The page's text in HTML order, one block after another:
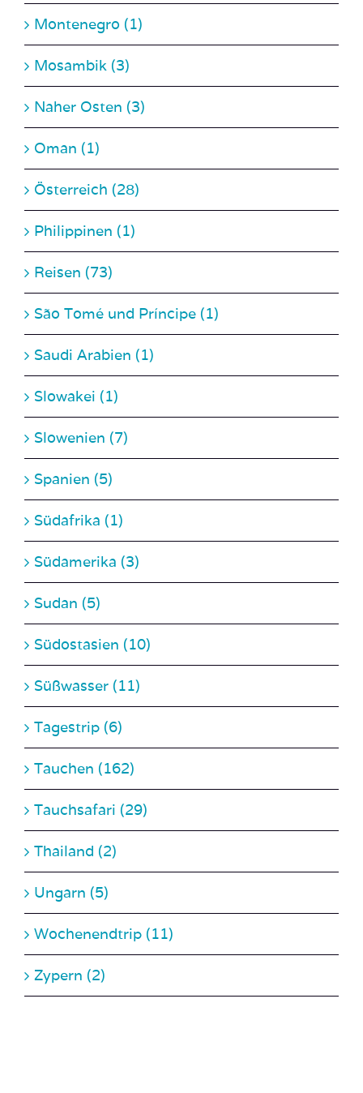
Mosambik (3)
Naher Osten (3)
Oman (1)
Österreich (28)
Philippinen (1)
Reisen (73)
São Tomé und Príncipe (1)
Saudi Arabien (1)
Slowakei (1)
Slowenien (7)
Spanien (5)
Südafrika (1)
Südamerika (3)
Sudan (5)
Südostasien (10)
Süßwasser (11)
Tagestrip (6)
Tauchen (162)
Tauchsafari (29)
Thailand (2)
Ungarn (5)
Wochenendtrip (11)
Zypern (2)